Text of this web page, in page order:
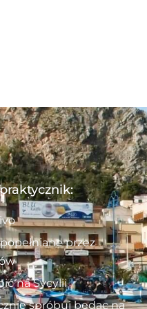
przez
na Sycylii
spróbuj będąc na